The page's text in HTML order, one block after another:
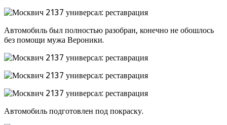
Автомобиль был полностью разобран, конечно не обошлось
без помощи мужа Вероники.
Автомобиль подготовлен под покраску.